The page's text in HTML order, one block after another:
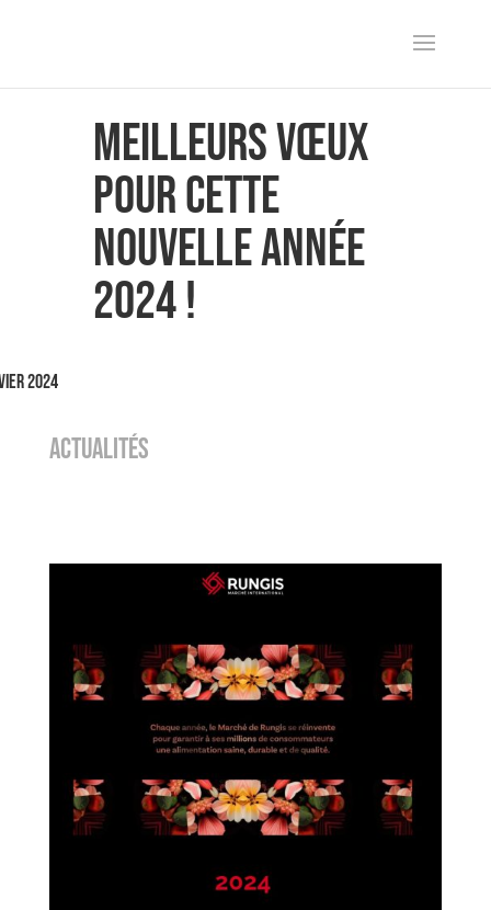
Meilleurs vœux
pour cette
nouvelle année
2024 !
2024
ACTUALITÉS